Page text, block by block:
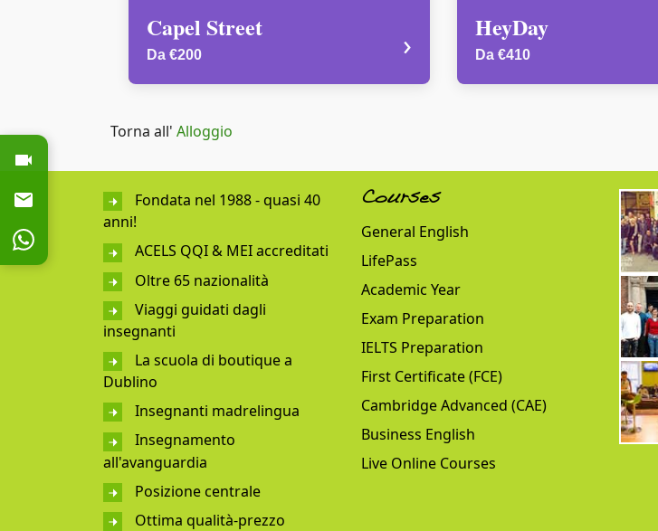
Capel Street
Da €200 › HeyDay
Da €410
Torna all' Alloggio
Fondata nel 1988 - quasi 40
anni!
ACELS QQI & MEI accreditati
Oltre 65 nazionalità
Viaggi guidati dagli
insegnanti
La scuola di boutique a
Dublino
Insegnanti madrelingua
Insegnamento
all'avanguardia
Posizione centrale
Ottima qualità-prezzo
Courses
General English
LifePass
Academic Year
Exam Preparation
IELTS Preparation
First Certificate (FCE)
Cambridge Advanced (CAE)
Business English
Live Online Courses